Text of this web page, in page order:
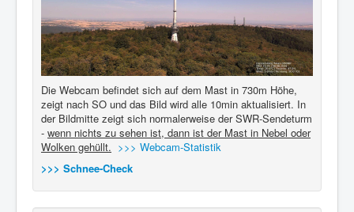
Die Webcam befindet sich auf dem Mast in 730m Höhe,
zeigt nach SO und das Bild wird alle 10min aktualisiert. In
der Bildmitte zeigt sich normalerweise der SWR-Sendeturm
- wenn nichts zu sehen ist, dann ist der Mast in Nebel oder
Wolken gehüllt. >>> Webcam-Statistik
>>> Schnee-Check